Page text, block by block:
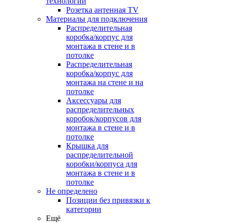
Розетка антенная TV
Материалы для подключения
Распределительная
коробка/корпус для
монтажа в стене и в
потолке
Распределительная
коробка/корпус для
монтажа на стене и на
потолке
Аксессуары для
распределительных
коробок/корпусов для
монтажа в стене и в
потолке
Крышка для
распределительной
коробки/корпуса для
монтажа в стене и в
потолке
Не определено
Позиции без привязки к
категории
Ещё